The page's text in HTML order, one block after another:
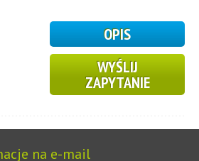
OPIS
WYŚLIJ
ZAPYTANIE
na e-mail